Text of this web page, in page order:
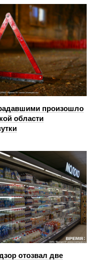
произошло
области
отозвал две